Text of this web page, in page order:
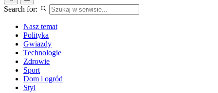
Search for:
Nasz temat
Polityka
Gwiazdy
Technologie
Zdrowie
Sport
Dom i ogród
Styl